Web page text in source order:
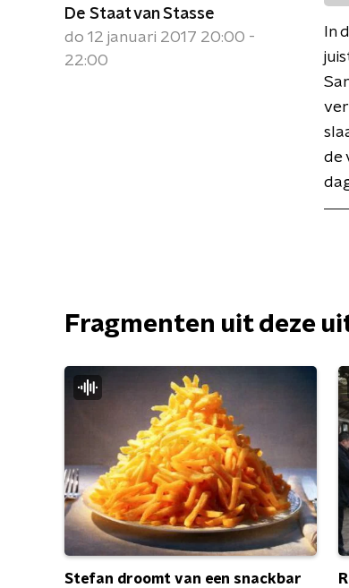
De Staat van Stasse
do 12 januari 2017 20:00 -
22:00
In
de
Fragmenten uit deze
Stefan droomt van een snackbar